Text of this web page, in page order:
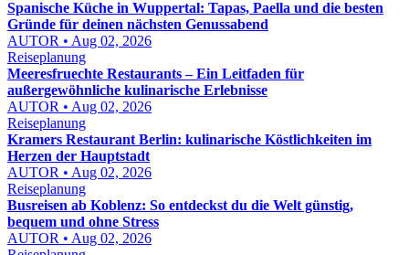
Spanische Küche in Wuppertal: Tapas, Paella und die besten
Gründe für deinen nächsten Genussabend
AUTOR • Aug 02, 2026
Reiseplanung
Meeresfruechte Restaurants – Ein Leitfaden für
außergewöhnliche kulinarische Erlebnisse
AUTOR • Aug 02, 2026
Reiseplanung
Kramers Restaurant Berlin: kulinarische Köstlichkeiten im
Herzen der Hauptstadt
AUTOR • Aug 02, 2026
Reiseplanung
Busreisen ab Koblenz: So entdeckst du die Welt günstig,
bequem und ohne Stress
AUTOR • Aug 02, 2026